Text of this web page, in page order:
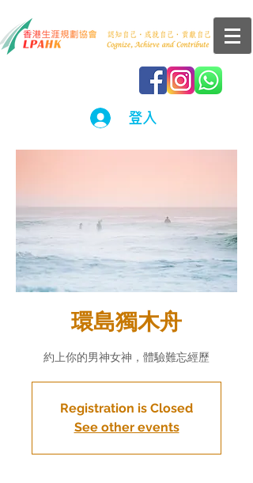
登入
環島獨木舟
約上你的男神女神，體驗難忘經歷
Registration is Closed
See other events